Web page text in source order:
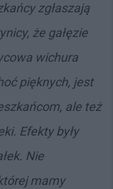
zgłaszają
że gałęzie
wichura
pięknych, jest
ale też
Efekty były
Nie
mamy